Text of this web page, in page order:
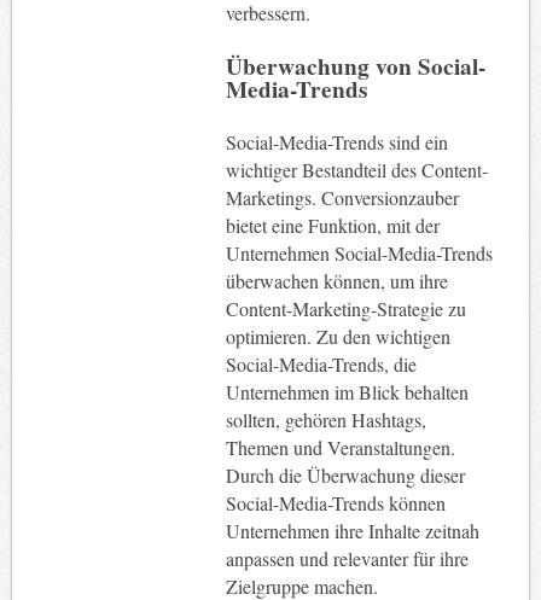
verbessern.
Überwachung von Social-
Media-Trends
Social-Media-Trends sind ein
wichtiger Bestandteil des Content-
Marketings. Conversionzauber
bietet eine Funktion, mit der
Unternehmen Social-Media-Trends
überwachen können, um ihre
Content-Marketing-Strategie zu
optimieren. Zu den wichtigen
Social-Media-Trends, die
Unternehmen im Blick behalten
sollten, gehören Hashtags,
Themen und Veranstaltungen.
Durch die Überwachung dieser
Social-Media-Trends können
Unternehmen ihre Inhalte zeitnah
anpassen und relevanter für ihre
Zielgruppe machen.